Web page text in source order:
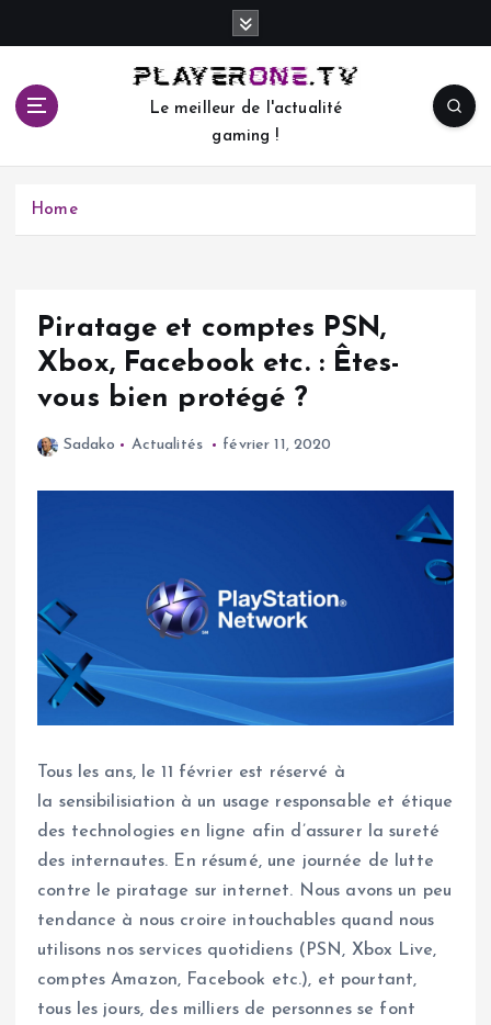
c
Le meilleur de l'actualité
gaming !
Home
Piratage et comptes PSN,
Xbox, Facebook etc. : Êtes-
vous bien protégé ?
Sadako Actualités février 11, 2020
Tous les ans, le 11 février est réservé à
la sensibilisiation à un usage responsable et étique
des technologies en ligne afin d’assurer la sureté
des internautes. En résumé, une journée de lutte
contre le piratage sur internet. Nous avons un peu
tendance à nous croire intouchables quand nous
utilisons nos services quotidiens (PSN, Xbox Live,
comptes Amazon, Facebook etc.), et pourtant,
tous les jours, des milliers de personnes se font